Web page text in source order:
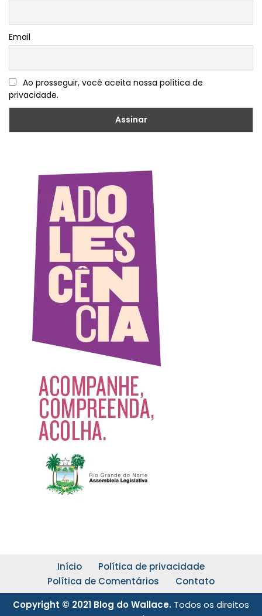
Email
Ao prosseguir, você aceita nossa política de
privacidade.
Início
Política de privacidade
Política de Comentários
Contato
Copyright © 2021 Blog do Wallace. Todos os direitos